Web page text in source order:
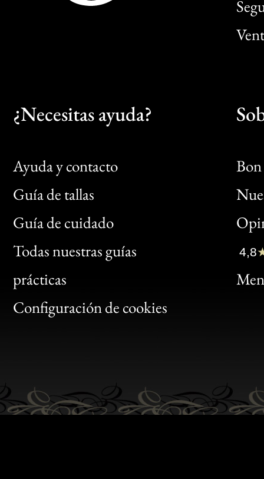
¿Necesitas ayuda?
Ayuda y contacto
Guía de tallas
Guía de cuidado
Todas nuestras guías
prácticas
Configuración de cookies
Bon
Clic
Bon
4,8